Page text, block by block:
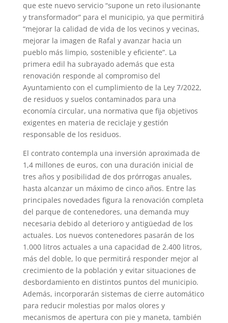
que este nuevo servicio “supone un reto ilusionante
y transformador” para el municipio, ya que permitirá
“mejorar la calidad de vida de los vecinos y vecinas,
mejorar la imagen de Rafal y avanzar hacia un
pueblo más limpio, sostenible y eficiente”. La
primera edil ha subrayado además que esta
renovación responde al compromiso del
Ayuntamiento con el cumplimiento de la Ley 7/2022,
de residuos y suelos contaminados para una
economía circular, una normativa que fija objetivos
exigentes en materia de reciclaje y gestión
responsable de los residuos.
El contrato contempla una inversión aproximada de
1,4 millones de euros, con una duración inicial de
tres años y posibilidad de dos prórrogas anuales,
hasta alcanzar un máximo de cinco años. Entre las
principales novedades figura la renovación completa
del parque de contenedores, una demanda muy
necesaria debido al deterioro y antigüedad de los
actuales. Los nuevos contenedores pasarán de los
1.000 litros actuales a una capacidad de 2.400 litros,
más del doble, lo que permitirá responder mejor al
crecimiento de la población y evitar situaciones de
desbordamiento en distintos puntos del municipio.
Además, incorporarán sistemas de cierre automático
para reducir molestias por malos olores y
mecanismos de apertura con pie y maneta, también